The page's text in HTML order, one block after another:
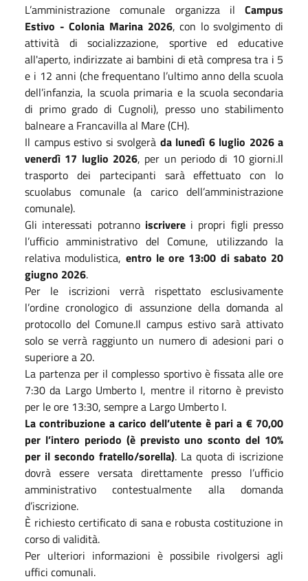
L’amministrazione comunale organizza il Campus
Estivo - Colonia Marina 2026, con lo svolgimento di
attività di socializzazione, sportive ed educative
all'aperto, indirizzate ai bambini di età compresa tra i 5
e i 12 anni (che frequentano l’ultimo anno della scuola
dell’infanzia, la scuola primaria e la scuola secondaria
di primo grado di Cugnoli), presso uno stabilimento
balneare a Francavilla al Mare (CH).
Il campus estivo si svolgerà da lunedì 6 luglio 2026 a
venerdì 17 luglio 2026, per un periodo di 10 giorni.Il
trasporto dei partecipanti sarà effettuato con lo
scuolabus comunale (a carico dell’amministrazione
comunale).
Gli interessati potranno iscriverei propri figli presso
l’ufficio amministrativo del Comune, utilizzando la
relativa modulistica, entro le ore 13:00 di sabato 20
giugno 2026.
Per le iscrizioni verrà rispettato esclusivamente
l’ordine cronologico di assunzione della domanda al
protocollo del Comune.Il campus estivo sarà attivato
solo se verrà raggiunto un numero di adesioni pari o
superiore a 20.
La partenza per il complesso sportivo è fissata alle ore
7:30 da Largo Umberto I, mentre il ritorno è previsto
per le ore 13:30, sempre a Largo Umberto I.
La contribuzione a carico dell’utente è pari a € 70,00
per l’intero periodo (è previsto uno sconto del 10%
per il secondo fratello/sorella). La quota di iscrizione
dovrà essere versata direttamente presso l’ufficio
amministrativo contestualmente alla domanda
d’iscrizione.
È richiesto certificato di sana e robusta costituzione in
corso di validità.
Per ulteriori informazioni è possibile rivolgersi agli
uffici comunali.